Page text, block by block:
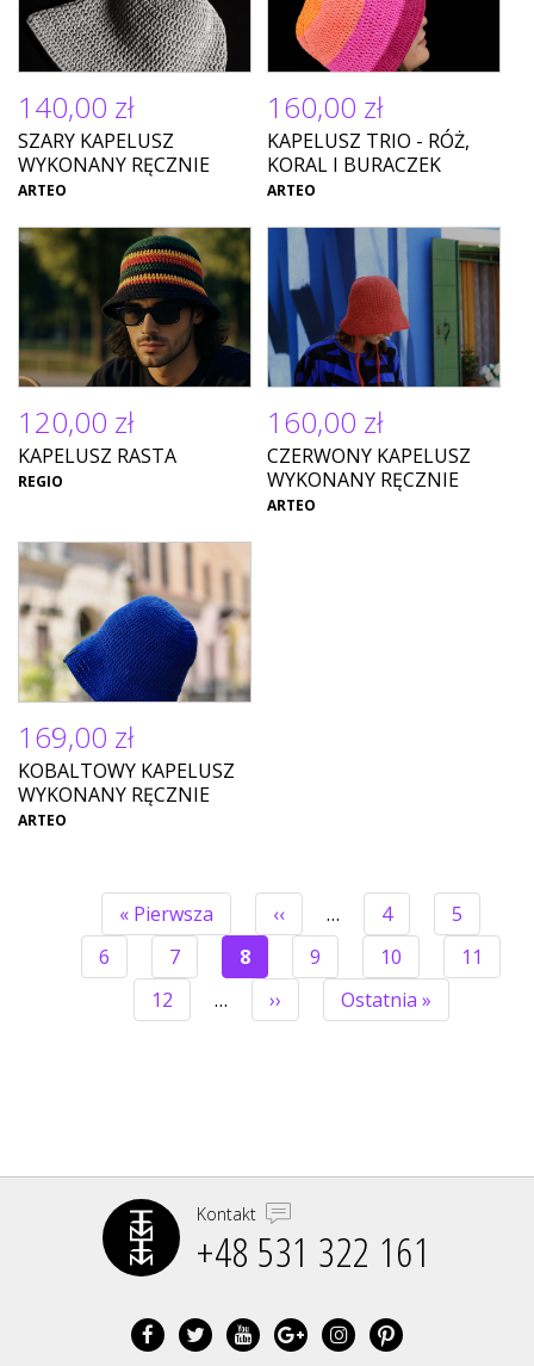
140,00 zł
SZARY KAPELUSZ
WYKONANY RĘCZNIE
ARTEO
160,00 zł
KAPELUSZ TRIO - RÓŻ,
KORAL I BURACZEK
ARTEO
120,00 zł
KAPELUSZ RASTA
REGIO
160,00 zł
CZERWONY KAPELUSZ
WYKONANY RĘCZNIE
ARTEO
169,00 zł
KOBALTOWY KAPELUSZ
WYKONANY RĘCZNIE
ARTEO
STRONICOWANIE
Pierwsza
strona
« Pierwsza
Poprzednia
strona
‹‹ … Strona
4 Strona
5
Strona
6 Strona
7
Bieżąca
strona
8 Strona
9 Strona
10 Strona
11
Strona
12 …
Następna
strona
››
Ostatnia
strona
Ostatnia »
Kontakt
+48 531 322 161‬